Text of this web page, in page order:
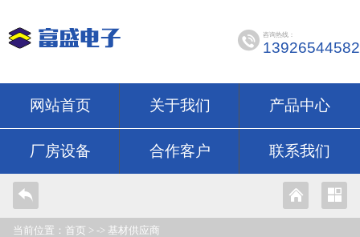
咨询热线：
13926544582
网站首页 关于我们 产品中心
厂房设备 合作客户 联系我们
当前位置： 首页 > -> 基材供应商